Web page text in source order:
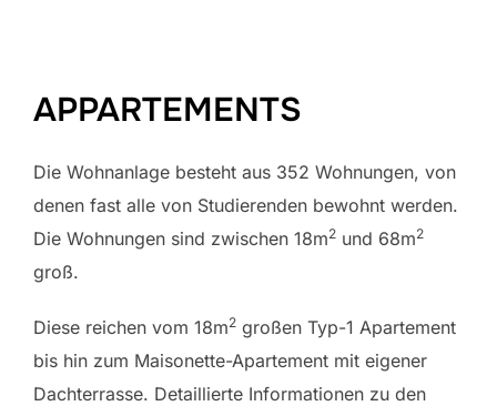
APPARTEMENTS
Die Wohnanlage besteht aus 352 Wohnungen, von
denen fast alle von Studierenden bewohnt werden.
Die Wohnungen sind zwischen 18m2 und 68m2
groß.
Diese reichen vom 18m2 großen Typ-1 Apartement
bis hin zum Maisonette-Apartement mit eigener
Dachterrasse. Detaillierte Informationen zu den